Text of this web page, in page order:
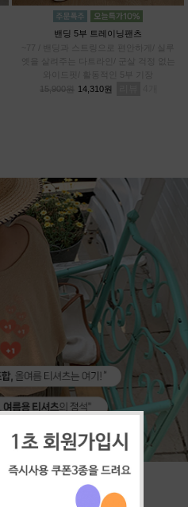
밴딩 5부 트레이닝팬츠
~77 / 밴딩과 스트링으로 편안하게/ 실루
엣을 살려주는 다트라인/ 군살 걱정 없는
와이드핏/ 활동적인 5부 기장
15,900원 14,310원